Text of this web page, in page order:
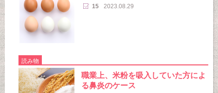
15 2023.08.29
読み物
職業上、米粉を吸入していた方によ
る鼻炎のケース